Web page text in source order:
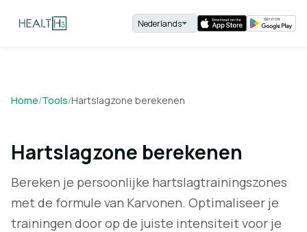
Home/Tools/Hartslagzone berekenen
Hartslagzone berekenen
Bereken je persoonlijke hartslagtrainingszones
met de formule van Karvonen. Optimaliseer je
trainingen door op de juiste intensiteit voor je